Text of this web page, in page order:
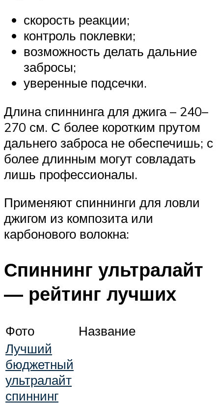
скорость реакции;
контроль поклевки;
возможность делать дальние
забросы;
уверенные подсечки.
Длина спиннинга для джига – 240–
270 см. С более коротким прутом
дальнего заброса не обеспечишь; с
более длинным могут совладать
лишь профессионалы.
Применяют спиннинги для ловли
джигом из композита или
карбонового волокна:
Спиннинг ультралайт
— рейтинг лучших
Фото
Название
Лучший
бюджетный
ультралайт
спиннинг